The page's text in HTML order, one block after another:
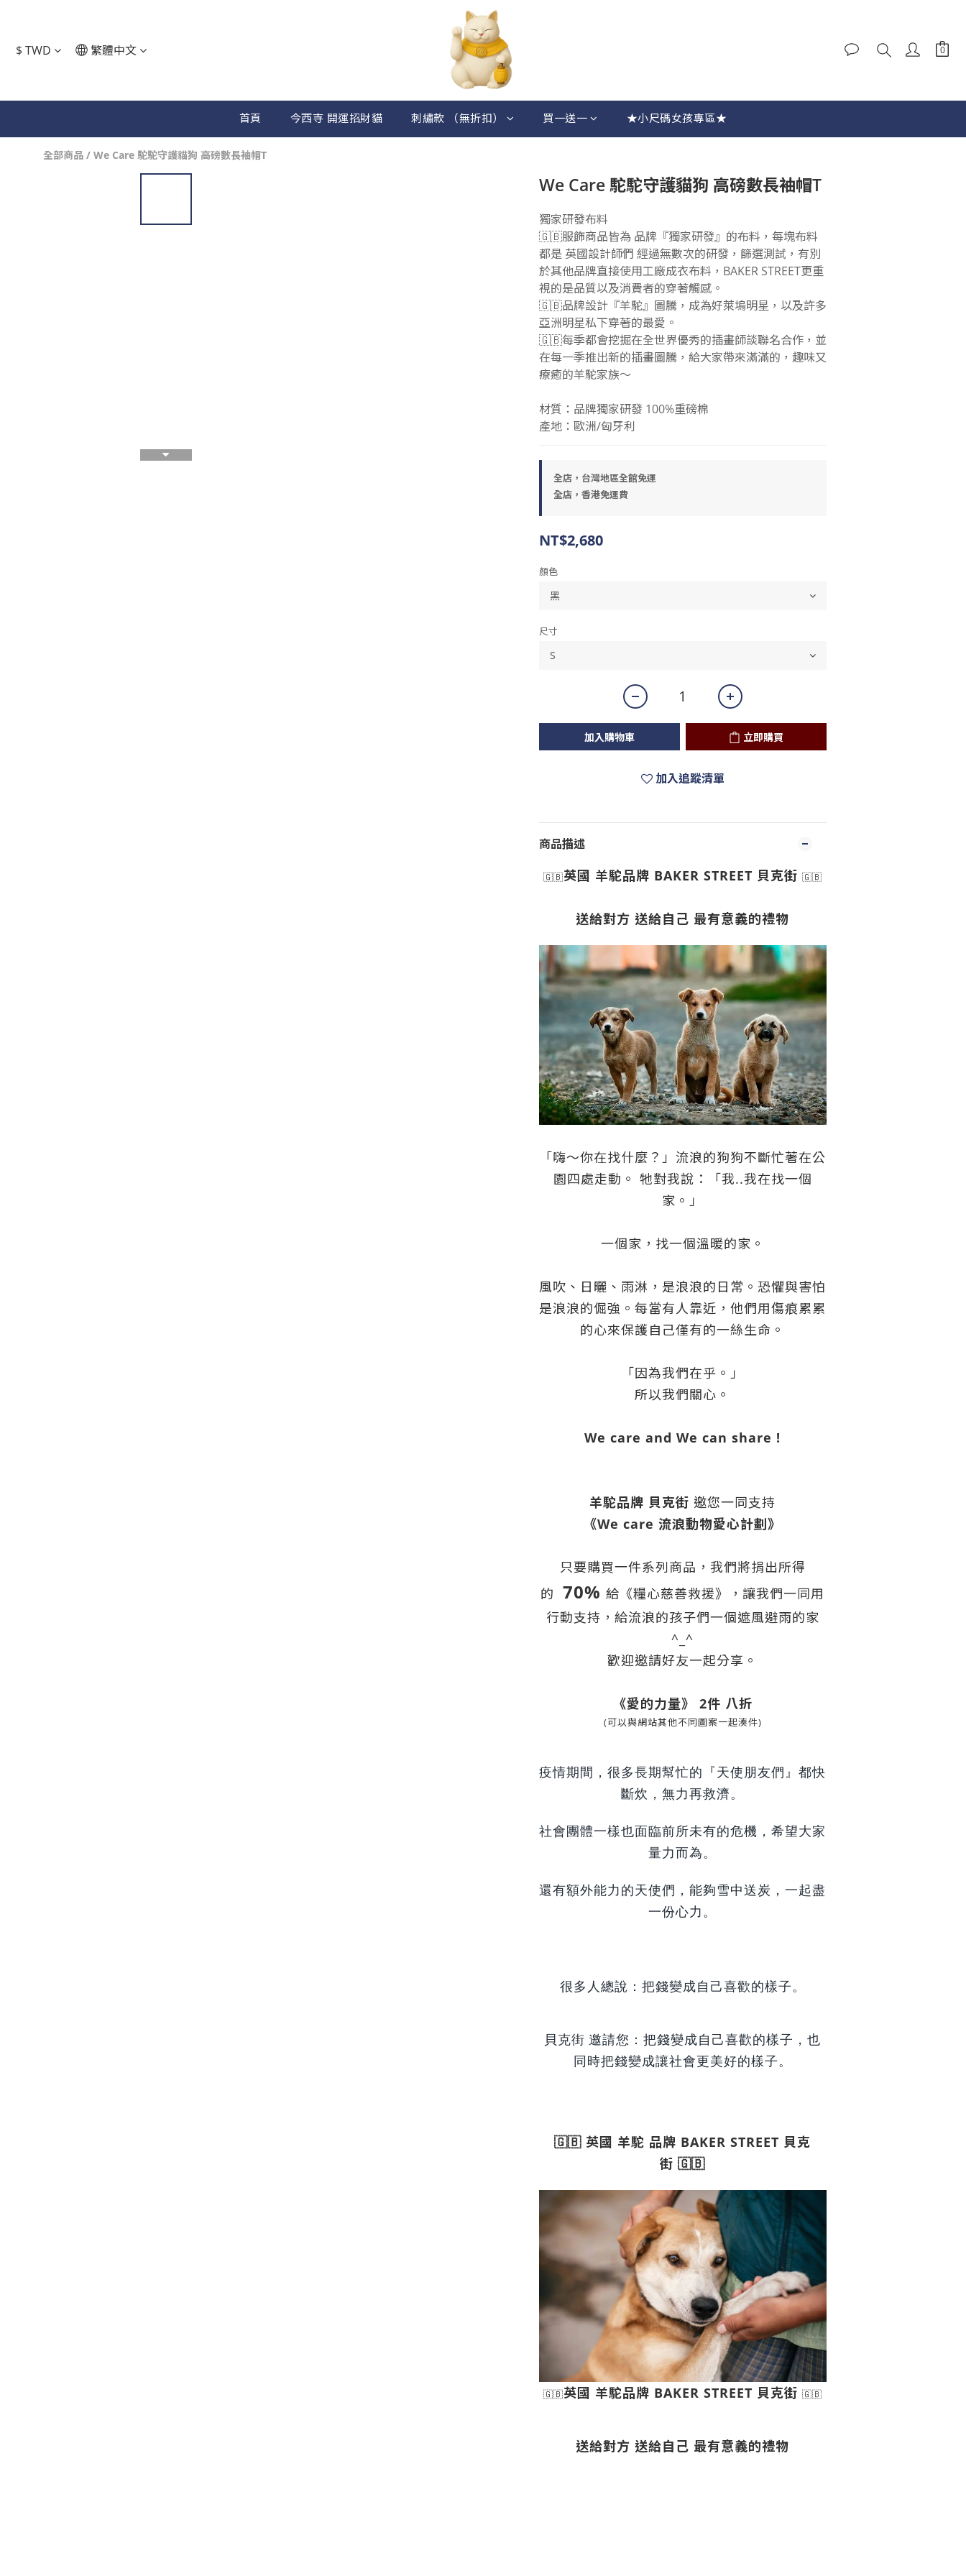
$ TWD 繁體中文
首頁 今西寺 開運招財貓 刺繡款 （無折扣） 買一送一 ★小尺碼女孩專區★
全部商品 / We Care 駝駝守護貓狗 高磅數長袖帽T
We Care 駝駝守護貓狗 高磅數長袖帽T
獨家研發布料
🇬🇧服飾商品皆為 品牌『獨家研發』的布料，每塊布料
都是 英國設計師們 經過無數次的研發，篩選測試，有別
於其他品牌直接使用工廠成衣布料，BAKER STREET更重
視的是品質以及消費者的穿著觸感。
🇬🇧品牌設計『羊駝』圖騰，成為好萊塢明星，以及許多
亞洲明星私下穿著的最愛。
🇬🇧每季都會挖掘在全世界優秀的插畫師談聯名合作，並
在每一季推出新的插畫圖騰，給大家帶來滿滿的，趣味又
療癒的羊駝家族～
材質：品牌獨家研發 100%重磅棉
產地：歐洲/匈牙利
全店，台灣地區全館免運
全店，香港免運費
NT$2,680
顏色
尺寸
加入購物車 立即購買
加入追蹤清單
商品描述
🇬🇧英國 羊駝品牌 BAKER STREET 貝克街 🇬🇧
送給對方 送給自己 最有意義的禮物
「嗨～你在找什麼？」流浪的狗狗不斷忙著在公
園四處走動。 牠對我說：「我..我在找一個
家。」
一個家，找一個溫暖的家。
風吹、日曬、雨淋，是浪浪的日常。恐懼與害怕
是浪浪的倔強。每當有人靠近，他們用傷痕累累
的心來保護自己僅有的一絲生命。
「因為我們在乎。」
所以我們關心。
We care and We can share !
羊駝品牌 貝克街 邀您一同支持
《We care 流浪動物愛心計劃》
只要購買一件系列商品，我們將捐出所得
的 70% 給《糧心慈善救援》
，讓我們一同用
行動支持，給流浪的孩子們一個遮風避雨的家
^_^
歡迎邀請好友一起分享。
《愛的力量》 2件 八折
(可以與網站其他不同圖案一起湊件)
疫情期間，很多長期幫忙的『天使朋友們』都快
斷炊，無力再救濟。
社會團體一樣也面臨前所未有的危機，希望大家
量力而為。
還有額外能力的天使們，能夠雪中送炭，一起盡
一份心力。
很多人總說：把錢變成自己喜歡的樣子。
貝克街 邀請您： 把錢變成自己喜歡的樣子，也
同時把錢變成讓社會更美好的樣子。
🇬🇧 英國 羊駝 品牌 BAKER STREET 貝克
街 🇬🇧
🇬🇧英國 羊駝品牌 BAKER STREET 貝克街 🇬🇧
送給對方 送給自己 最有意義的禮物